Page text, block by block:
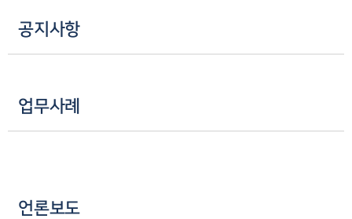
구성원 소개
소식/자료
공지사항
업무사례
언론보도